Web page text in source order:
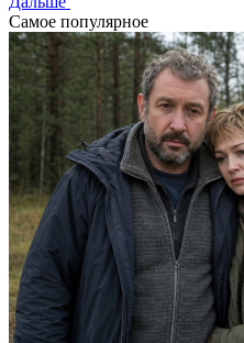
Самое популярное